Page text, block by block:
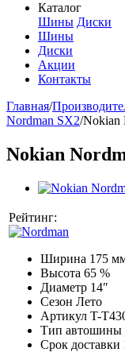
Каталог
Шины Диски
Шины
Диски
Акции
Контакты
Главная/
Nordman SX2/Nokian
Nokian
Рейтинг:
Ширина 175
Высота 65 %
Диаметр 14″
Сезон Лето
Артикул T-
Тип автошины
Срок доставки